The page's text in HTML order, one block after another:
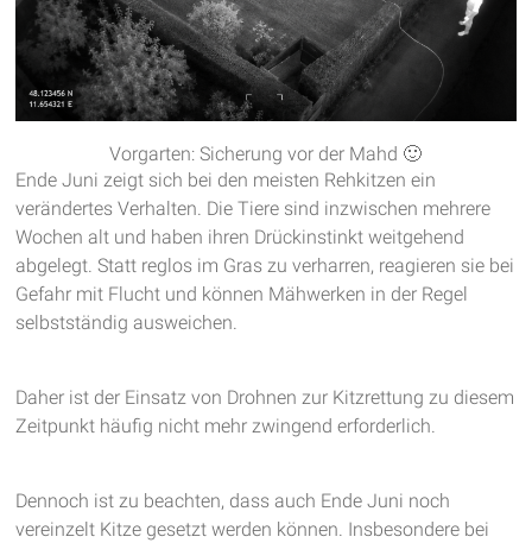
Vorgarten: Sicherung vor der Mahd 🙂
Ende Juni zeigt sich bei den meisten Rehkitzen ein
verändertes Verhalten. Die Tiere sind inzwischen mehrere
Wochen alt und haben ihren Drückinstinkt weitgehend
abgelegt. Statt reglos im Gras zu verharren, reagieren sie bei
Gefahr mit Flucht und können Mähwerken in der Regel
selbstständig ausweichen.
Daher ist der Einsatz von Drohnen zur Kitzrettung zu diesem
Zeitpunkt häufig nicht mehr zwingend erforderlich.
Dennoch ist zu beachten, dass auch Ende Juni noch
vereinzelt Kitze gesetzt werden können. Insbesondere bei